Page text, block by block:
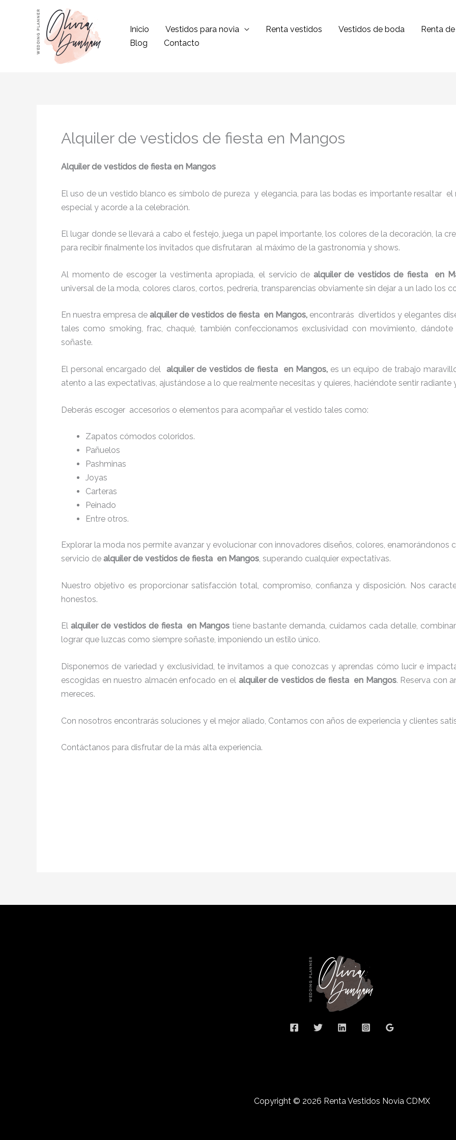
contenido
Inicio Vestidos para novia Renta vestidos Vestidos de boda Renta
Blog
Contacto
Alquiler de vestidos de fiesta en Mangos
Alquiler de vestidos de fiesta en Mangos
El uso de un vestido blanco es símbolo de pureza y elegancia, para las bodas es importante resaltar
especial y acorde a la celebración.
El lugar donde se llevará a cabo el festejo, juega un papel importante, los colores de la decoración, la
para recibir finalmente los invitados que disfrutaran al máximo de la gastronomía y shows.
Al momento de escoger la vestimenta apropiada, el servicio de alquiler de vestidos de fiesta en
universal de la moda, colores claros, cortos, pedrería, transparencias obviamente sin dejar a un lado los
En nuestra empresa dealquiler de vestidos de fiesta en Mangos, encontrarás divertidos y elegantes
tales como smoking, frac, chaqué, también confeccionamos exclusividad con movimiento,
soñaste.
El personal encargado del alquiler de vestidos de fiesta en Mangos,es un equipo de trabajo
atento a las expectativas, ajustándose a lo que realmente necesitas y quieres, haciéndote sentir radiante
Deberás escoger accesorios o elementos para acompañar el vestido tales como:
Zapatos cómodos coloridos.
Pañuelos
Pashminas
Joyas
Carteras
Peinado
Entre otros.
Explorar la moda nos permite avanzar y evolucionar con innovadores diseños, colores,
servicio de alquiler de vestidos de fiesta en Mangos, superando cualquier expectativas.
Nuestro objetivo es proporcionar satisfacción total, compromiso, confianza y disposición. Nos
honestos.
El alquiler de vestidos de fiesta en Mangostiene bastante demanda, cuidamos cada detalle,
lograr que luzcas como siempre soñaste, imponiendo un estilo único.
Disponemos de variedad y exclusividad, te invitamos a que conozcas y aprendas cómo lucir e
escogidas en nuestro almacén enfocado en el alquiler de vestidos de fiesta en Mangos. Reserva con
mereces.
Con nosotros encontrarás soluciones y el mejor aliado, Contamos con años de experiencia y clientes
Contáctanos para disfrutar de la más alta experiencia.
Copyright © 2026 Renta Vestidos Novia CDMX